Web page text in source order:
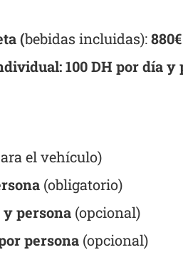
(bebidas incluidas):
100 DH por día y
el vehículo)
(obligatorio)
y persona (opcional)
persona (opcional)